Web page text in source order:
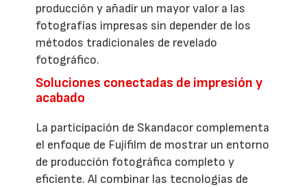
producción y añadir un mayor valor a las
fotografías impresas sin depender de los
métodos tradicionales de revelado
fotográfico.
Soluciones conectadas de impresión y
acabado
La participación de Skandacor complementa
el enfoque de Fujifilm de mostrar un entorno
de producción fotográfica completo y
eficiente. Al combinar las tecnologías de